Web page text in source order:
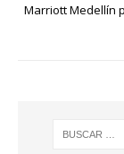
Marriott Medellín